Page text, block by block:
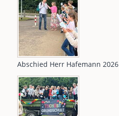
Abschied Herr Hafemann 2026